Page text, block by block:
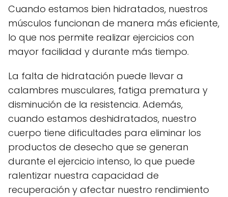
Cuando estamos bien hidratados, nuestros
músculos funcionan de manera más eficiente,
lo que nos permite realizar ejercicios con
mayor facilidad y durante más tiempo.
La falta de hidratación puede llevar a
calambres musculares, fatiga prematura y
disminución de la resistencia. Además,
cuando estamos deshidratados, nuestro
cuerpo tiene dificultades para eliminar los
productos de desecho que se generan
durante el ejercicio intenso, lo que puede
ralentizar nuestra capacidad de
recuperación y afectar nuestro rendimiento